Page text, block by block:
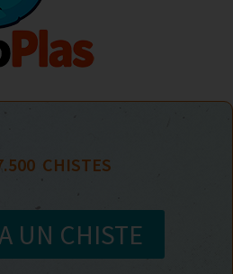
  CHISTES
UN CHISTE